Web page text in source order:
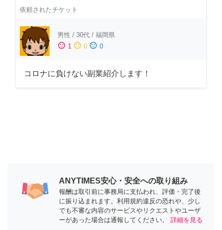
依頼されたチケット
男性 / 30代 / 福岡県
sentiment_satisfied 1 sentiment_neutral 0 sentiment_dissatisfied 0
コロナに負けない副業紹介します！
ANYTIMES安心・安全への取り組み
報酬は取引前に事務局に支払われ、評価・完了後
に振り込まれます。利用規約違反の恐れや、少し
でも不審な内容のサービスやリクエストやユーザ
ーがあった場合は通報してください。
詳細を見る